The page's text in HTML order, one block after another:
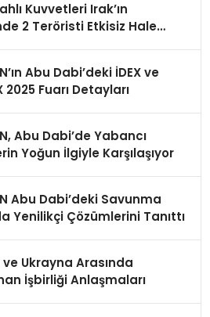
Kuvvetleri Irak’ın
2 Teröristi Etkisiz Hale
Abu Dabi’deki İDEX ve
2025 Fuarı Detayları
Abu Dabi’de Yabancı
Yoğun İlgiyle Karşılaşıyor
Abu Dabi’deki Savunma
Yenilikçi Çözümlerini Tanıttı
Ukrayna Arasında
İşbirliği Anlaşmaları